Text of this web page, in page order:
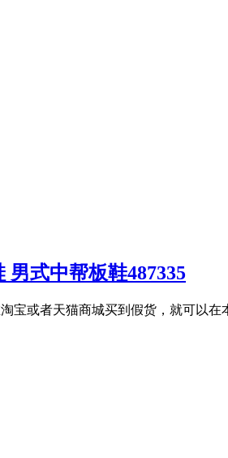
男式中帮板鞋487335
宝或者天猫商城买到假货，就可以在